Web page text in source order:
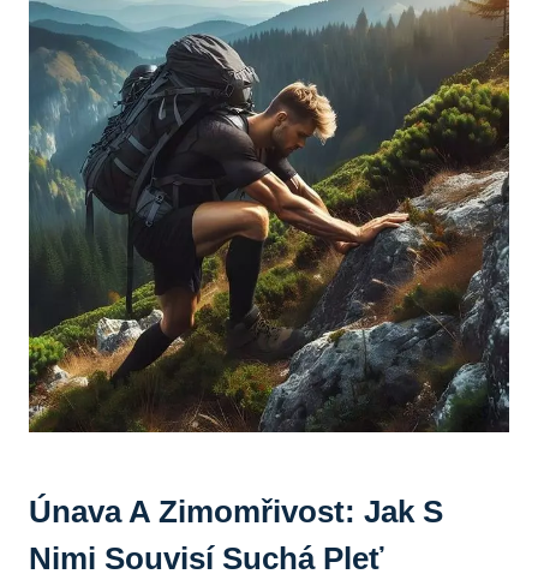
Únava A Zimomřivost: Jak S
Nimi Souvisí Suchá Pleť